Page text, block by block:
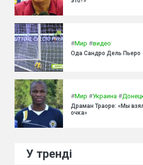
#Мир #видео
Ода Сандро Дель Пьеро
#Мир #Украина #
Драман Траоре: «Мы
очка»
У тренді